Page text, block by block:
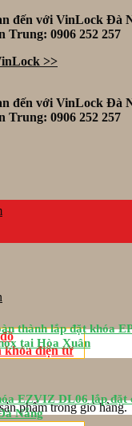
đến với VinLock Đà
Trung: 0906 252 257
>>
đến với VinLock Đà
Trung: 0906 252 257
phẩm trong giỏ hàng.
khóa điện tử
thành lắp đặt khóa
tại Hòa Xuân
EZVIZ DL06 lắp đặt
Nẵng